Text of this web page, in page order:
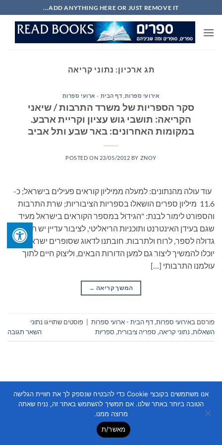
to
content
ADD ANYTHING HERE OR JUST REMOVE IT...
תג ארכיון: נתוני קריאה
אירועי ספרות דף הבית - ארועי ספרות
סקר הספריות של משרד התרבות / שיאני
הקריאה: תושבי גוש עציון וקריית ארבע.
במקומות האחרונים: באר שבע ותל אביב
POSTED ON 23/05/2012 BY ZNOY
עוד עולה מהנתונים: למעלה ממיליון קוראים פעילים בישראל; כ-
11.6 מיליון ספרים הושאלו בספריות הציבוריות; שרת התרבות
והספורט לימור לבנת: "הגידול במספר הקוראים בישראל מעיד
שגם בעידן האינטרנט ותוכניות הריאליטי, לציבור עדיין יש תשוקה
גדולה לספר, לרוח ולתרבות. חובתנו לדאוג שסופרים ישראלים
יוכלו להמשיך ליצור גם למען הדורות הבאים, וליצוק חיים לתוך
עולמנו התרבותי […]
המשך קריאה →
פורסם באירועי ספרות,דף הבית - ארועי ספרות פוסטים שתוייגו נתוני
השאלות, נתוני קריאה, ספריה ציבורית, ספריות השאר תגובה
Copyright 2026 ©Flatsome Theme
אנו משתמשים בקובצי Cookie כדי להבטיח שנספק לך את חוויית הגלישה
הטובה ביותר באתר שלנו. אם תמשיך להשתמש באתר זה, נניח שאתה
מרוצה ממנו.
מאשר/ת